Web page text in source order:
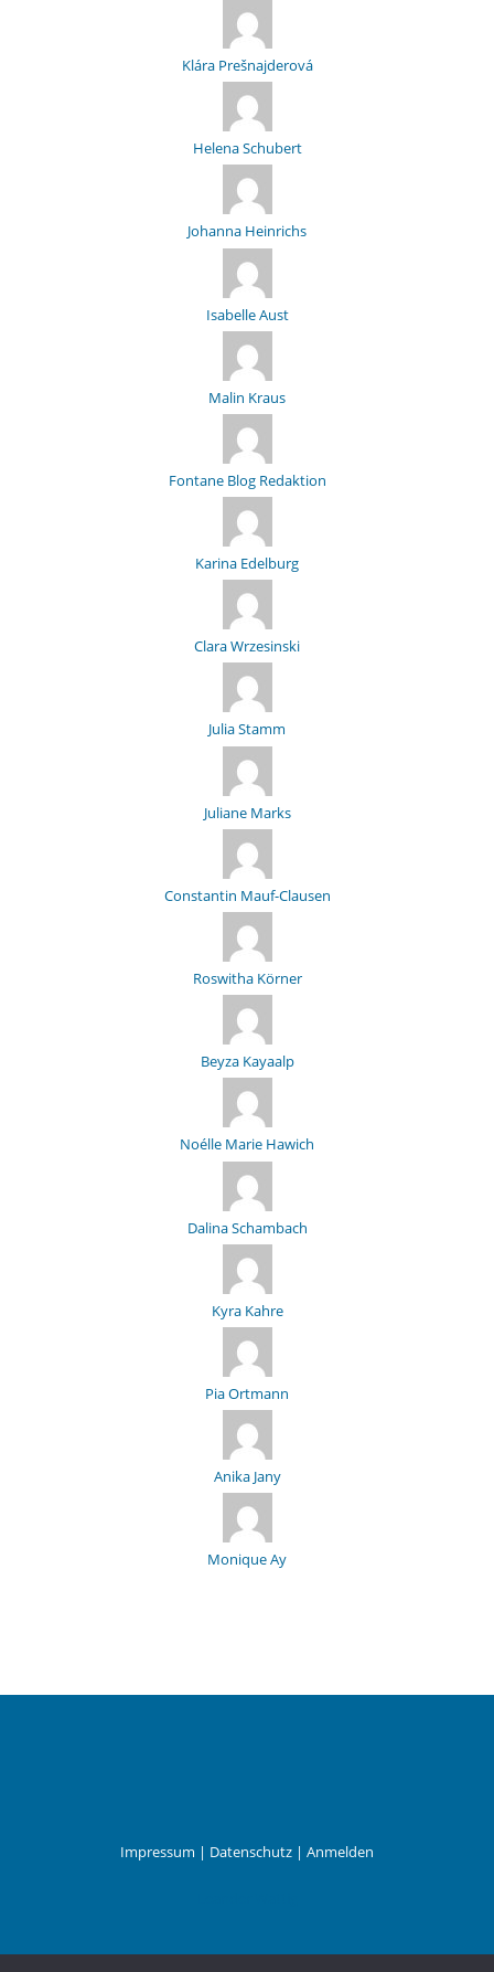
Klára Prešnajderová
Helena Schubert
Johanna Heinrichs
Isabelle Aust
Malin Kraus
Fontane Blog Redaktion
Karina Edelburg
Clara Wrzesinski
Julia Stamm
Juliane Marks
Constantin Mauf-Clausen
Roswitha Körner
Beyza Kayaalp
Noélle Marie Hawich
Dalina Schambach
Kyra Kahre
Pia Ortmann
Anika Jany
Monique Ay
Impressum | Datenschutz | Anmelden